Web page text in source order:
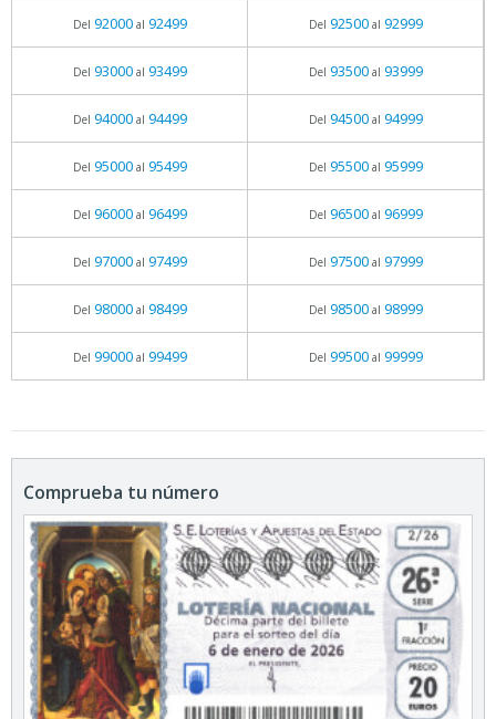
Del 92000al 92499 Del 92500al 92999
Del 93000al 93499 Del 93500al 93999
Del 94000al 94499 Del 94500al 94999
Del 95000al 95499 Del 95500al 95999
Del 96000al 96499 Del 96500al 96999
Del 97000al 97499 Del 97500al 97999
Del 98000al 98499 Del 98500al 98999
Del 99000al 99499 Del 99500al 99999
Comprueba tu número